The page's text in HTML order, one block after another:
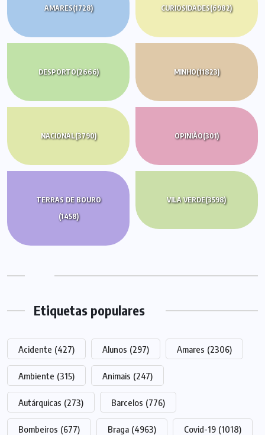
AMARES(1728) CURIOSIDADES(6982)
DESPORTO(2666) MINHO(11823)
NACIONAL(3790) OPINIÃO(301)
TERRAS DE BOURO
(1458)
VILA VERDE(3598)
Etiquetas populares
Acidente (427) Alunos (297) Amares (2306)
Ambiente (315) Animais (247)
Autárquicas (273) Barcelos (776)
Bombeiros (677) Braga (4963) Covid-19 (1018)